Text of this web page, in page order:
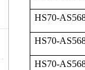
HS70-
HS70-
HS70-